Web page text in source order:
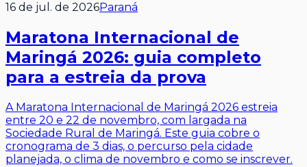
16 de jul. de 2026Paraná
Maratona Internacional de
Maringá 2026: guia completo
para a estreia da prova
A Maratona Internacional de Maringá 2026 estreia
entre 20 e 22 de novembro, com largada na
Sociedade Rural de Maringá. Este guia cobre o
cronograma de 3 dias, o percurso pela cidade
planejada, o clima de novembro e como se inscrever.